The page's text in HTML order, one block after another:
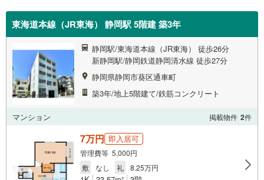
東海道本線（JR東海） 静岡駅 5階建 築3年
静岡駅/東海道本線（JR東海） 徒歩26分
新静岡駅/静岡鉄道静岡清水線 徒歩27分
静岡県静岡市葵区通車町
築3年/地上5階建て/鉄筋コンクリート
マンション 掲載物件 2件
7万円 即入居可
管理費等 5,000円
敷
なし 礼 8.25万円
2